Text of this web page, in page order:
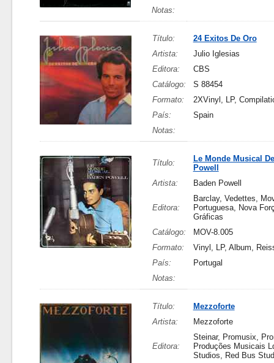
Notas:
Título:
24 Exitos De Oro
Artista:
Julio Iglesias
Editora:
CBS
Catálogo:
S 88454
Formato:
2XVinyl, LP,
País:
Spain
Notas:
Título:
Le Monde Musical
Powell
Artista:
Baden Powell
Editora:
Barclay, Vedettes,
Portuguesa, Nova
Gráficas
Catálogo:
MOV-8.005
Formato:
Vinyl, LP, Album,
País:
Portugal
Notas:
Título:
Mezzoforte
Artista:
Mezzoforte
Editora:
Steinar, Promusix,
Produções Musicais
Studios, Red Bus